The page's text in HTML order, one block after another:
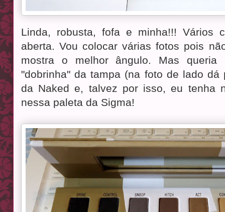
Linda, robusta, fofa e minha!!! Vários
aberta. Vou colocar várias fotos pois
mostra o melhor ângulo. Mas queria
"dobrinha" da tampa (na foto de lado
da Naked e, talvez por isso, eu tenha
nessa paleta da Sigma!